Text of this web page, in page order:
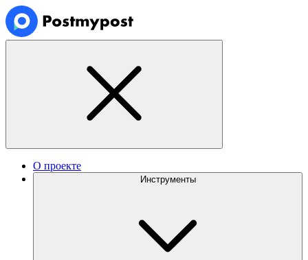
О проекте
Инструменты